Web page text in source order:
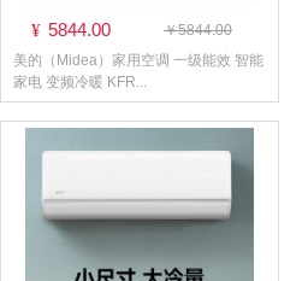
¥ 5844.00
￥5844.00
美的（Midea）家用空调 一级能效 智能
家电 变频冷暖 KFR...